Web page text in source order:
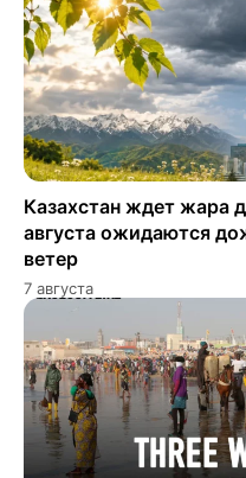
Казахстан ждет жара
августа ожидаются
ветер
7 августа